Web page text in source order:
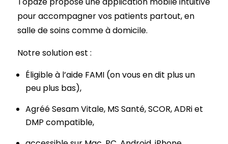
pour accompagner vos patients partout, en
salle de soins comme à domicile.
Notre solution est :
Éligible à l’aide FAMI (on vous en dit plus un
peu plus bas),
Agréé Sesam Vitale, MS Santé, SCOR, ADRi et
DMP compatible,